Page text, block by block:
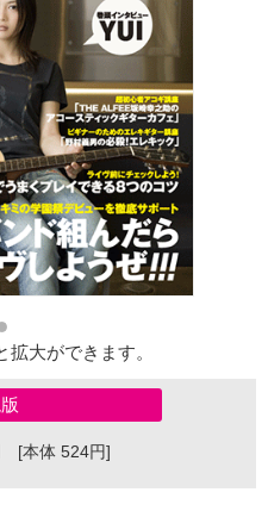
大ができます。
[本体 524円]